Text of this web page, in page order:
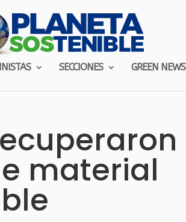
SECCIONES GREEN NEWS
material